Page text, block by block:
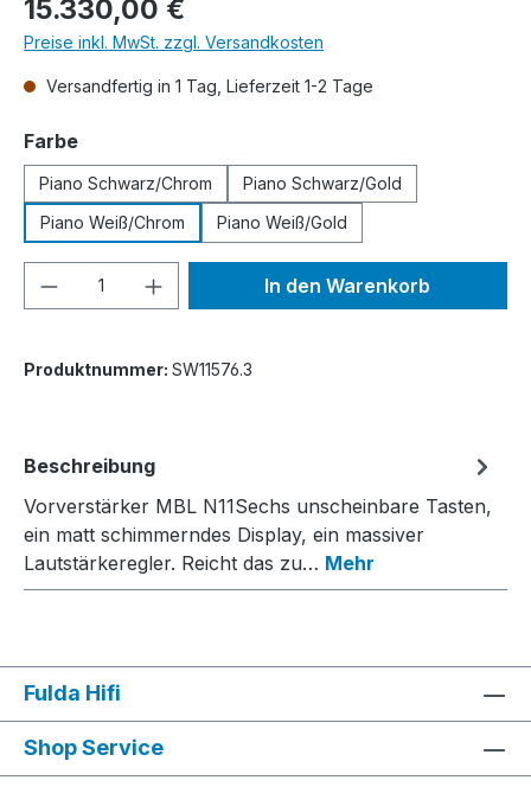
15.330,00 €
Preise inkl. MwSt. zzgl. Versandkosten
Versandfertig in 1 Tag, Lieferzeit 1-2 Tage
Farbeauswählen
Piano Schwarz/Chrom
Piano Schwarz/Gold
Piano Weiß/Chrom
Piano Weiß/Gold
Produkt Anzahl: Gib denIn den Warenkorb
Produktnummer: SW11576.3
Beschreibung
Vorverstärker MBL N11Sechs unscheinbare Tasten,
ein matt schimmerndes Display, ein massiver
Lautstärkeregler. Reicht das zu… Mehr
Fulda Hifi
Shop Service